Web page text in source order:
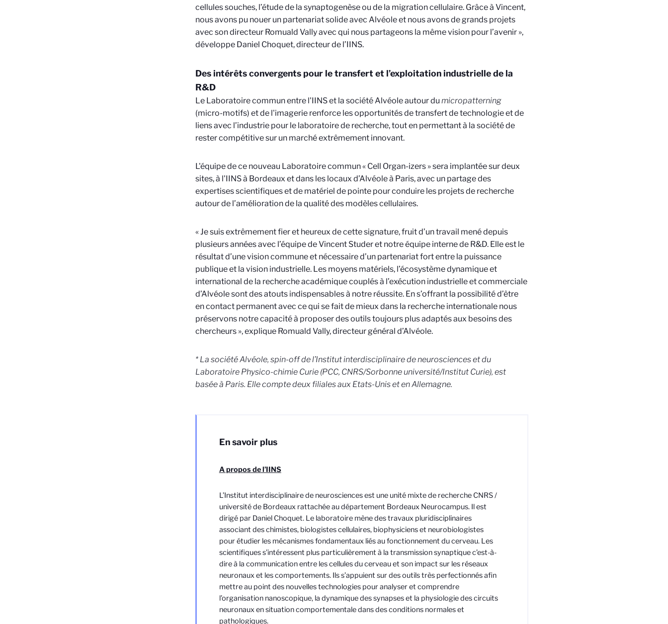
cellules souches, l’étude de la synaptogenèse ou de la migration cellulaire. Grâce à Vincent,
nous avons pu nouer un partenariat solide avec Alvéole et nous avons de grands projets
avec son directeur Romuald Vally avec qui nous partageons la même vision pour l’avenir »,
développe Daniel Choquet, directeur de l’IINS.
Des intérêts convergents pour le transfert et l’exploitation industrielle de la
R&D
Le Laboratoire commun entre l'IINS et la société Alvéole autour du micropatterning
(micro-motifs) et de l'imagerie renforce les opportunités de transfert de technologie et de
liens avec l’industrie pour le laboratoire de recherche, tout en permettant à la société de
rester compétitive sur un marché extrêmement innovant.
L'équipe de ce nouveau Laboratoire commun « Cell Organ-izers »sera implantée sur deux
sites, à l'IINS à Bordeaux et dans les locaux d’Alvéole à Paris, avec un partage des
expertises scientifiques et de matériel de pointe pour conduire les projets de recherche
autour de l’amélioration de la qualité des modèles cellulaires.
« Je suis extrêmement fier et heureux de cette signature, fruit d’un travail mené depuis
plusieurs années avec l’équipe de Vincent Studer et notre équipe interne de R&D. Elle est le
résultat d’une vision commune et nécessaire d’un partenariat fort entre la puissance
publique et la vision industrielle. Les moyens matériels, l’écosystème dynamique et
international de la recherche académique couplés à l’exécution industrielle et commerciale
d’Alvéole sont des atouts indispensables à notre réussite. En s’offrant la possibilité d’être
en contact permanent avec ce qui se fait de mieux dans la recherche internationale nous
préservons notre capacité à proposer des outils toujours plus adaptés aux besoins des
chercheurs », explique Romuald Vally, directeur général d’Alvéole.
* La société Alvéole, spin-off de l’Institut interdisciplinaire de neurosciences et du
Laboratoire Physico-chimie Curie (PCC, CNRS/Sorbonne université/Institut Curie), est
basée à Paris. Ellecompte deux filiales aux Etats-Unis et en Allemagne.
En savoir plus
A propos de l’IINS
L’Institut interdisciplinaire de neurosciences est une unité mixte de recherche CNRS /
université de Bordeaux rattachée au département Bordeaux Neurocampus. Il est
dirigé par Daniel Choquet. Le laboratoire mène des travaux pluridisciplinaires
associant des chimistes, biologistes cellulaires, biophysiciens et neurobiologistes
pour étudier les mécanismes fondamentaux liés au fonctionnement du cerveau. Les
scientifiques s’intéressent plus particulièrement à la transmission synaptique c’est-à-
dire à la communication entre les cellules du cerveau et son impact sur les réseaux
neuronaux et les comportements. Ils s’appuient sur des outils très perfectionnés afin
mettre au point des nouvelles technologies pour analyser et comprendre
l’organisation nanoscopique, la dynamique des synapses et la physiologie des circuits
neuronaux en situation comportementale dans des conditions normales et
pathologiques.